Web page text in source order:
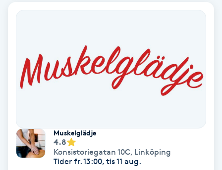
Diamantslipning
Extensions
Muskelglädje
4.8
Konsistoriegatan 10C, Linköping
Tider fr. 13:00, tis 11 aug.